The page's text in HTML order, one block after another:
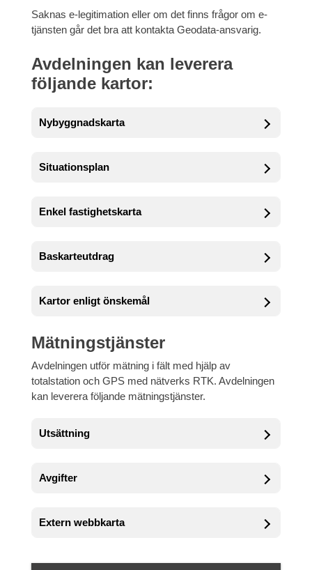
Saknas e-legitimation eller om det finns frågor om e-
tjänsten går det bra att kontakta Geodata-ansvarig.
Avdelningen kan leverera
följande kartor:
Nybyggnadskarta
Situationsplan
Enkel fastighetskarta
Baskarteutdrag
Kartor enligt önskemål
Mätningstjänster
Avdelningen utför mätning i fält med hjälp av
totalstation och GPS med nätverks RTK. Avdelningen
kan leverera följande mätningstjänster.
Utsättning
Avgifter
Extern webbkarta